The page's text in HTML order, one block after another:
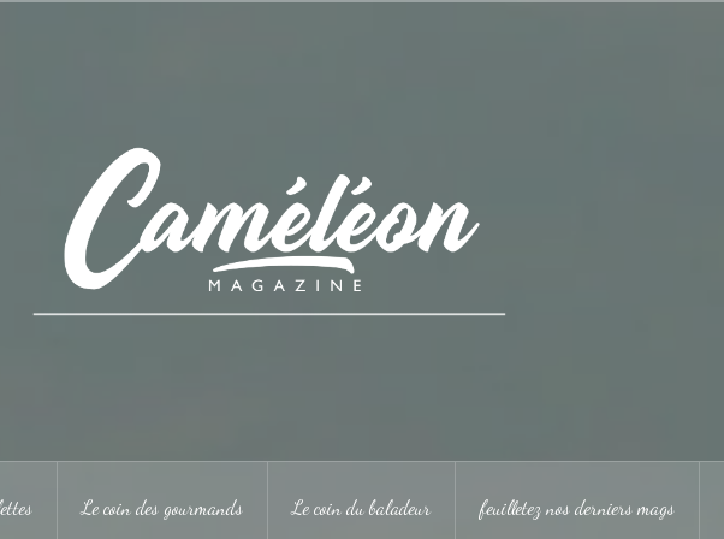
Le coin des gourmands Le coin du baladeur feuilletez nos derniers mags